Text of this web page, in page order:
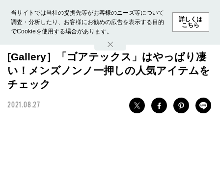
当サイトでは当社の提携先等がお客様のニーズ等について
調査・分析したり、お客様にお勧めの広告を表示する目的
でCookieを使用する場合があります。
詳しくは
こちら
ホーム モデル募集 ランキング ファッション ビューテ
[Gallery］「ゴアテックス」はやっぱり凄
い！メンズノンノ一押しの人気アイテムを
チェック
2021.08.27